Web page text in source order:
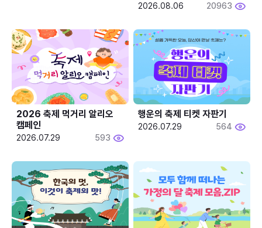
2026.08.06 20963
2026 축제 먹거리 알리오
캠페인
2026.07.29 593
행운의 축제 티켓 자판기
2026.07.29 564